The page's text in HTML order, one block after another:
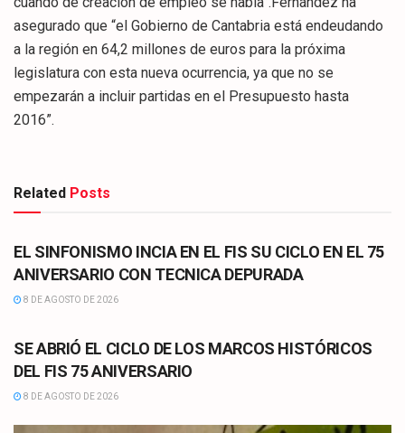
asegurado que “el Gobierno de Cantabria está endeudando
a la región en 64,2 millones de euros para la próxima
legislatura con esta nueva ocurrencia, ya que no se
empezarán a incluir partidas en el Presupuesto hasta
2016”.
Related Posts
CULTURA
EL SINFONISMO INCIA EN EL FIS SU CICLO EN EL 75
ANIVERSARIO CON TECNICA DEPURADA
8 DE AGOSTO DE 2026
SE ABRIÓ EL CICLO DE LOS MARCOS HISTÓRICOS
DEL FIS 75 ANIVERSARIO
8 DE AGOSTO DE 2026